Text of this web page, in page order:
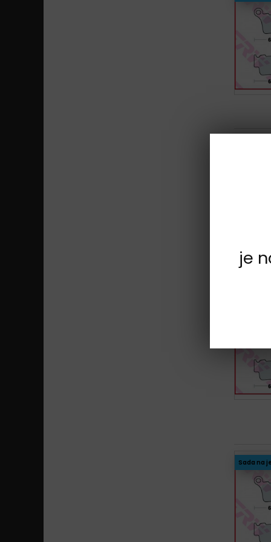
Sada na
je